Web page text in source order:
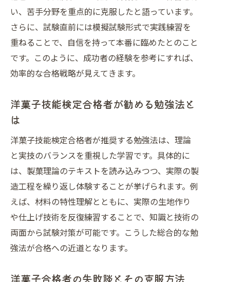
い、苦手分野を重点的に克服したと語っています。
さらに、試験直前には模擬試験形式で実践練習を
重ねることで、自信を持って本番に臨めたとのこと
です。このように、成功者の経験を参考にすれば、
効率的な合格戦略が見えてきます。
洋菓子技能検定合格者が勧める勉強法と
は
洋菓子技能検定合格者が推奨する勉強法は、理論
と実技のバランスを重視した学習です。具体的に
は、製菓理論のテキストを読み込みつつ、実際の製
造工程を繰り返し体験することが挙げられます。例
えば、材料の特性理解とともに、実際の生地作り
や仕上げ技術を反復練習することで、知識と技術の
両面から試験対策が可能です。こうした総合的な勉
強法が合格への近道となります。
洋菓子合格者の失敗談とその克服方法